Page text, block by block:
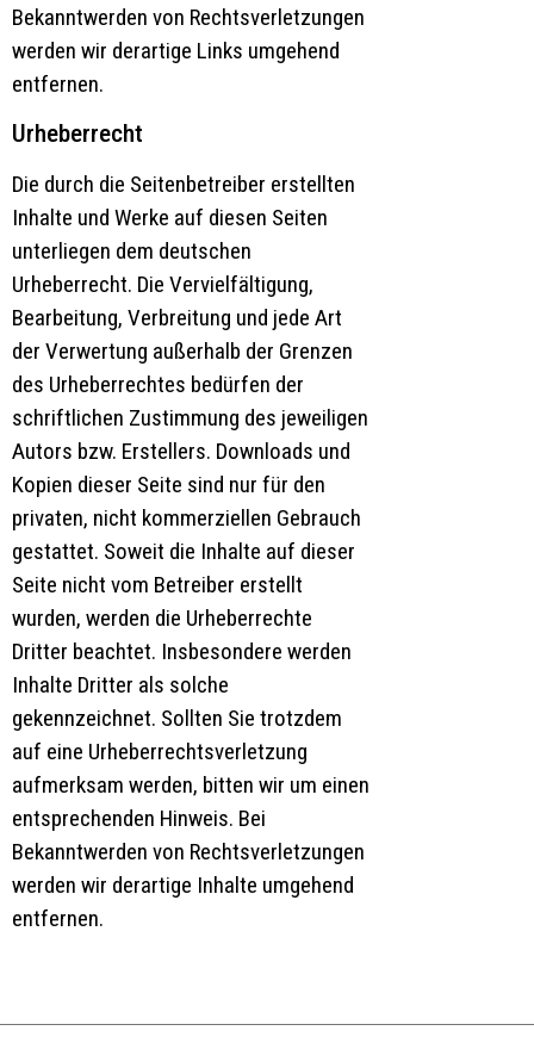
Bekanntwerden von Rechtsverletzungen
werden wir derartige Links umgehend
entfernen.
Urheberrecht
Die durch die Seitenbetreiber erstellten
Inhalte und Werke auf diesen Seiten
unterliegen dem deutschen
Urheberrecht. Die Vervielfältigung,
Bearbeitung, Verbreitung und jede Art
der Verwertung außerhalb der Grenzen
des Urheberrechtes bedürfen der
schriftlichen Zustimmung des jeweiligen
Autors bzw. Erstellers. Downloads und
Kopien dieser Seite sind nur für den
privaten, nicht kommerziellen Gebrauch
gestattet. Soweit die Inhalte auf dieser
Seite nicht vom Betreiber erstellt
wurden, werden die Urheberrechte
Dritter beachtet. Insbesondere werden
Inhalte Dritter als solche
gekennzeichnet. Sollten Sie trotzdem
auf eine Urheberrechtsverletzung
aufmerksam werden, bitten wir um einen
entsprechenden Hinweis. Bei
Bekanntwerden von Rechtsverletzungen
werden wir derartige Inhalte umgehend
entfernen.